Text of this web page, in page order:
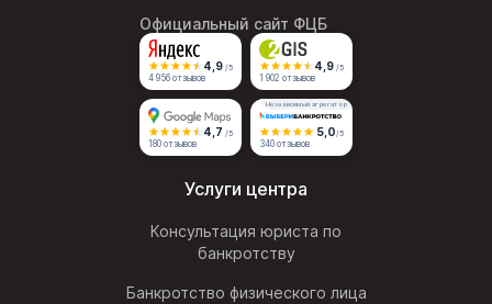
Официальный сайт ФЦБ
4,9 /5
4 956 отзывов
4,9 /5
1 902 отзывов
4,7 /5
180 отзывов
Независимый агрегатор
5,0/5
340 отзывов
Услуги центра
Консультация юриста по
банкротству
Банкротство физического лица